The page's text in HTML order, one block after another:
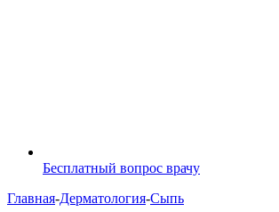
Бесплатный вопрос врачу
Главная-Дерматология-Сыпь